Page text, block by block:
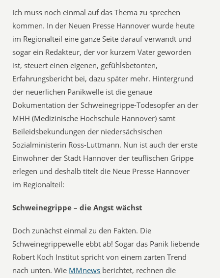
Ich muss noch einmal auf das Thema zu sprechen
kommen. In der Neuen Presse Hannover wurde heute
im Regionalteil eine ganze Seite darauf verwandt und
sogar ein Redakteur, der vor kurzem Vater geworden
ist, steuert einen eigenen, gefühlsbetonten,
Erfahrungsbericht bei, dazu später mehr. Hintergrund
der neuerlichen Panikwelle ist die genaue
Dokumentation der Schweinegrippe-Todesopfer an der
MHH (Medizinische Hochschule Hannover) samt
Beileidsbekundungen der niedersächsischen
Sozialministerin Ross-Luttmann. Nun ist auch der erste
Einwohner der Stadt Hannover der teuflischen Grippe
erlegen und deshalb titelt die Neue Presse Hannover
im Regionalteil:
Schweinegrippe – die Angst wächst
Doch zunächst einmal zu den Fakten. Die
Schweinegrippewelle ebbt ab! Sogar das Panik liebende
Robert Koch Institut spricht von einem zarten Trend
nach unten. Wie MMnews berichtet, rechnen die